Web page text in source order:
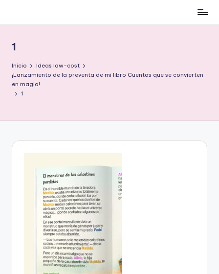
contenido
y
no
morir
en
intento
1
Inicio
Ideas low-cost
¡Lanzamiento de la preventa de mi libro Cuentos que se convierten
en magia!
1